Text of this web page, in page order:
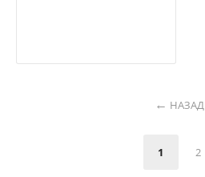
НАЗАД
1 2